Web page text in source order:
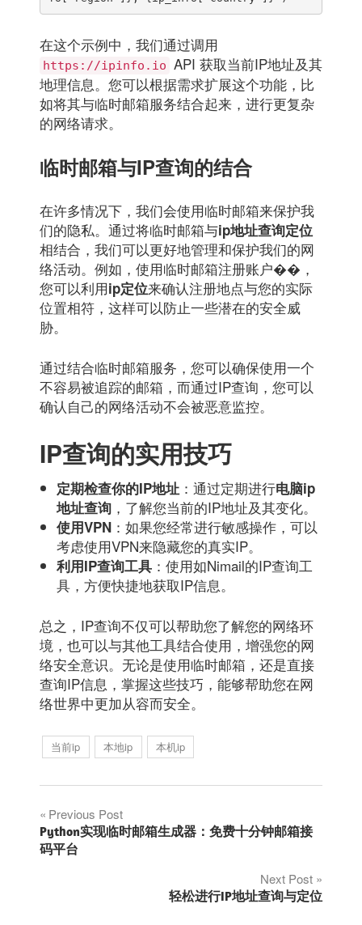
在这个示例中，我们通过调用
https://ipinfo.io API 获取当前IP地址及其
地理信息。您可以根据需求扩展这个功能，比
如将其与临时邮箱服务结合起来，进行更复杂
的网络请求。
临时邮箱与IP查询的结合
在许多情况下，我们会使用临时邮箱来保护我
们的隐私。通过将临时邮箱与ip地址查询定位
相结合，我们可以更好地管理和保护我们的网
络活动。例如，使用临时邮箱注册账户��，
您可以利用ip定位来确认注册地点与您的实际
位置相符，这样可以防止一些潜在的安全威
胁。
通过结合临时邮箱服务，您可以确保使用一个
不容易被追踪的邮箱，而通过IP查询，您可以
确认自己的网络活动不会被恶意监控。
IP查询的实用技巧
定期检查你的IP地址 ：通过定期进行电脑ip
地址查询 ，了解您当前的IP地址及其变化。
使用VPN ：如果您经常进行敏感操作，可以
考虑使用VPN来隐藏您的真实IP。
利用IP查询工具 ：使用如Nimail的IP查询工
具，方便快捷地获取IP信息。
总之，IP查询不仅可以帮助您了解您的网络环
境，也可以与其他工具结合使用，增强您的网
络安全意识。无论是使用临时邮箱，还是直接
查询IP信息，掌握这些技巧，能够帮助您在网
络世界中更加从容而安全。
当前ip 本地ip 本机ip
文
章
Previous Post
Python实现临时邮箱生成器：免费十分钟邮箱接
码平台
Next Post
轻松进行IP地址查询与定位